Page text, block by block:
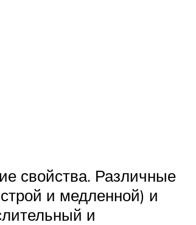
свойства. Различные
и медленной) и
и